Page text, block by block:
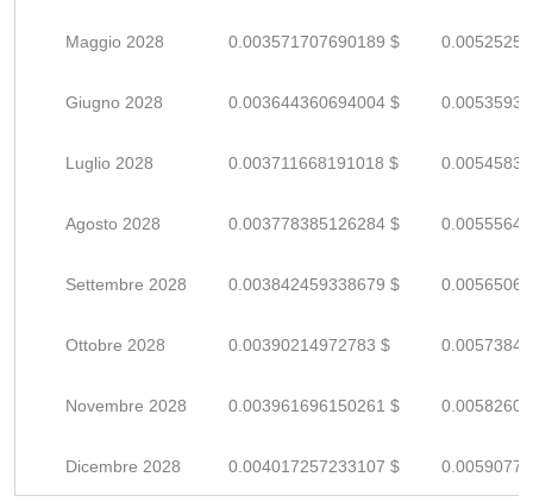
Maggio 2028 0.003571707690189 $
Giugno 2028 0.003644360694004 $
Luglio 2028 0.003711668191018 $
Agosto 2028 0.003778385126284 $
Settembre 2028 0.003842459338679 $
Ottobre 2028 0.00390214972783 $
Novembre 2028 0.003961696150261 $
Dicembre 2028 0.004017257233107 $